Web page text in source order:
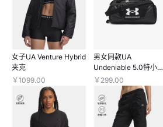
女子UA Venture Hybrid
夹克
￥1099.00
男女同款UA
Undeniable 5.0特小号
旅行包
￥299.00